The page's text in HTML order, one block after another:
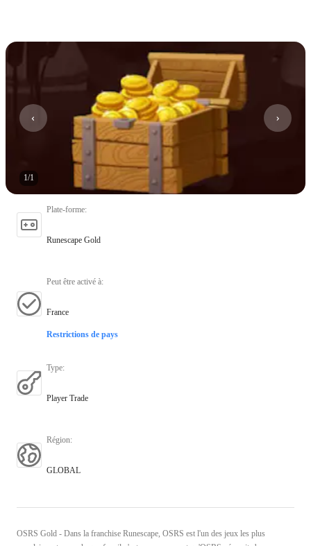
1/1
Plate-forme:
Runescape Gold
Peut être activé à:
France
Restrictions de pays
Type:
Player Trade
Région:
GLOBAL
OSRS Gold - Dans la franchise Runescape, OSRS est l'un des jeux les plus